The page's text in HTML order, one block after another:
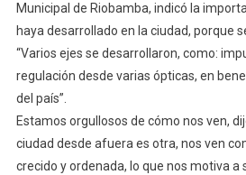
Municipal de Riobamba, indicó la
haya desarrollado en la ciudad, porque
“Varios ejes se desarrollaron, como:
regulación desde varias ópticas, en
del país”.
Estamos orgullosos de cómo nos ven,
ciudad desde afuera es otra, nos ven
crecido y ordenada, lo que nos motiva a